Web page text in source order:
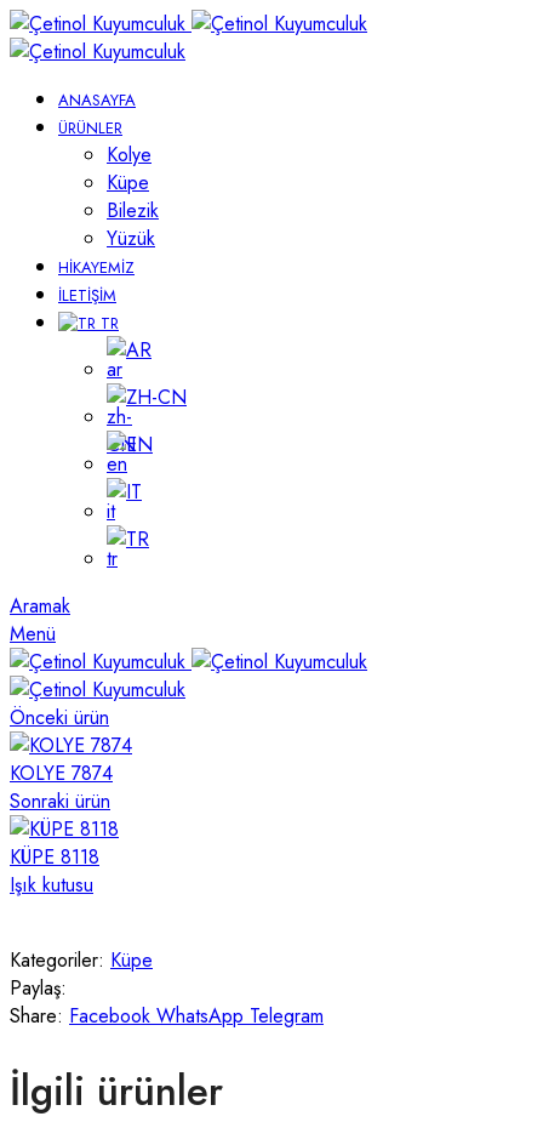
ANASAYFA
ÜRÜNLER
Kolye
Küpe
Bilezik
Yüzük
HIKAYEMIZ
İLETIŞIM
TR
AR
ZH-CN
EN
IT
TR
Aramak
Menü
Önceki ürün
KOLYE 7874
Sonraki ürün
KÜPE 8118
Işık kutusu
Kategoriler: Küpe
Paylaş:
Share: Facebook WhatsApp Telegram
İlgili ürünler